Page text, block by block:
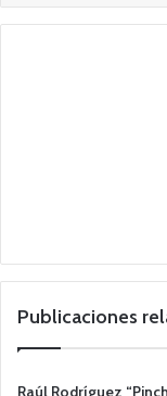
Publicaciones
Raúl Rodríguez